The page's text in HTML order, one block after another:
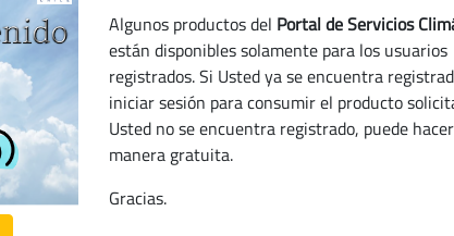
Algunos productos del Portal de Servicios
están disponibles solamente para los usuarios
registrados. Si Usted ya se encuentra
iniciar sesión para consumir el producto
Usted no se encuentra registrado, puede
manera gratuita.
Gracias.